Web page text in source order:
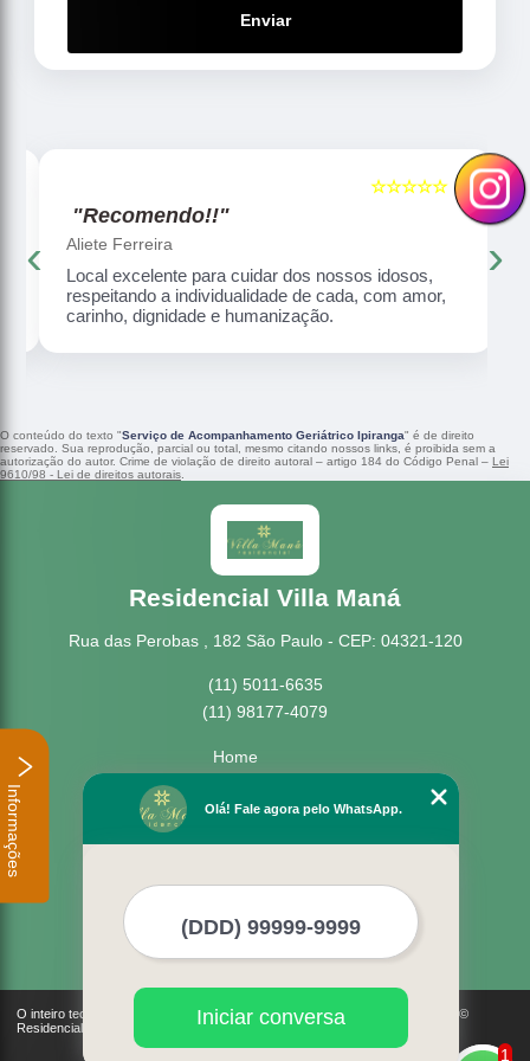
Enviar
5
☆☆☆☆☆
"Recomendo!!"
Aliete Ferreira
Local excelente para cuidar dos nossos idosos,
respeitando a individualidade de cada, com amor,
carinho, dignidade e humanização.
‹ ›
O conteúdo do texto "Serviço de Acompanhamento Geriátrico Ipiranga" é de direito
reservado. Sua reprodução, parcial ou total, mesmo citando nossos links, é proibida sem a
autorização do autor. Crime de violação de direito autoral – artigo 184 do Código Penal – Lei
9610/98 - Lei de direitos autorais
Residencial Villa Maná
Rua das Perobas , 182 São Paulo - CEP: 04321-120
(11) 5011-6635
(11) 98177-4079
Home
Missão
Mais Serviços
O inteiro teor deste site está sujeito à proteção de direitos autorais. Copyright©
Residencial Villa Maná (Lei 9610 de 19/02/1998)
1
Olá! Fale agora pelo WhatsApp.
Iniciar conversa
Informações